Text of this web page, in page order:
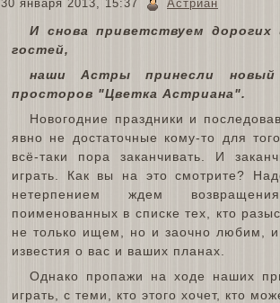
30 января 2013, 15:37 Астриан
И снова приветствуем дорогих
гостей,
наши Астры принесли
просторов "Цветка Астриана".
Новогодние праздники и
явно не достаточные кому-то для
всё-таки пора заканчивать. И
играть. Как вы на это смотрите?
нетерпением ждем
поименованных в списке тех, кто
не только ищем, но и заочно любим,
известия о вас и ваших планах.
Однако пропажи на ходе наших
играть, с теми, кто этого хочет, кто